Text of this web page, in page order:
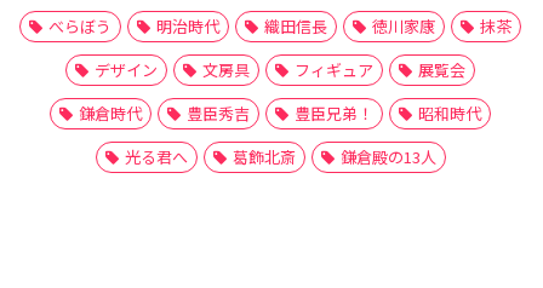
べらぼう
明治時代 織田信長 徳川家康
抹茶
デザイン
文房具 フィギュア
展覧会
鎌倉時代
豊臣秀吉 豊臣兄弟！
昭和時代
光る君へ
葛飾北斎 鎌倉殿の13人